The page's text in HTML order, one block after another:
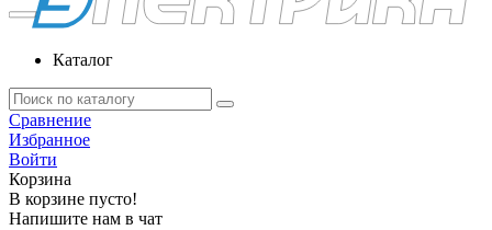
Каталог
Сравнение
Избранное
Войти
Корзина
В корзине пусто!
Напишите нам в чат